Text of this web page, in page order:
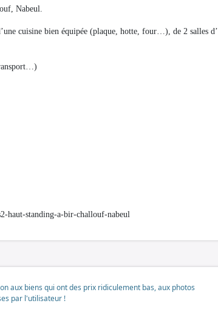
Nabeul.
cuisine bien équipée (plaque, hotte, four…), de 2 salles d’
haut-standing-a-bir-challouf-nabeul
aux biens qui ont des prix ridiculement bas, aux photos
par l'utilisateur !